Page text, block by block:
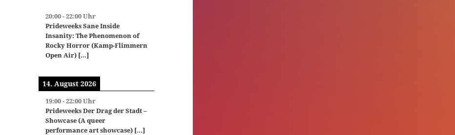
20:00-22:00Uhr
Prideweeks Sane Inside
Insanity: The Phenomenon of
Rocky Horror (Kamp-Flimmern
Open Air) [...]
14. August 2026
19:00-22:00Uhr
Prideweeks Der Drag der Stadt –
Showcase (A queer
performance art showcase) [...]